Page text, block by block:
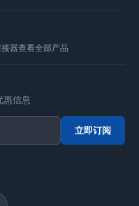
器查看全部产品
惠信息
立即订阅